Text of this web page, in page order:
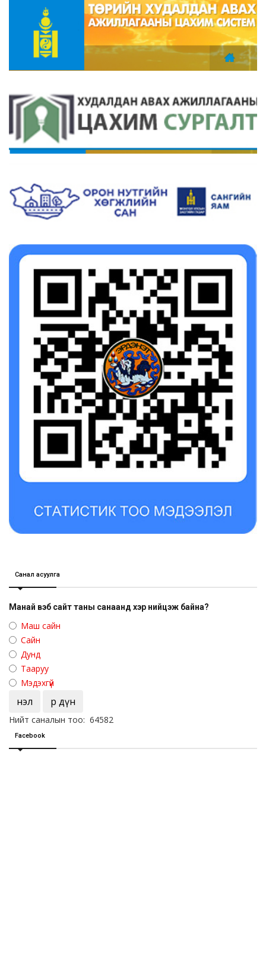
Санал асуулга
Манай вэб сайт таны санаанд хэр нийцэж байна?
Маш сайн
Сайн
Дунд
Тааруу
Мэдэхгүй
Үнэл Үр дүн
Нийт саналын тоо: 64582
Facebook